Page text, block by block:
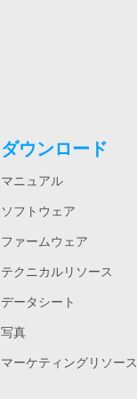
ダウンロード
マニュアル
ソフトウェア
ファームウェア
テクニカルリソース
データシート
写真
マーケティングリソース